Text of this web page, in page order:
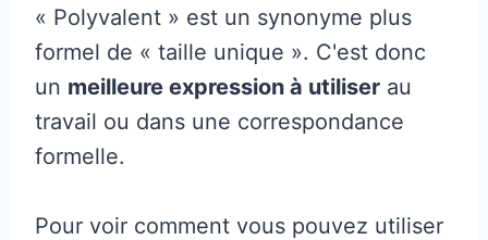
« Polyvalent » est un synonyme plus
formel de « taille unique ». C'est donc
un meilleure expression à utiliser au
travail ou dans une correspondance
formelle.
Pour voir comment vous pouvez utiliser